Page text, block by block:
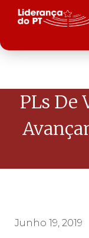
PLs De
Junho 19, 2019